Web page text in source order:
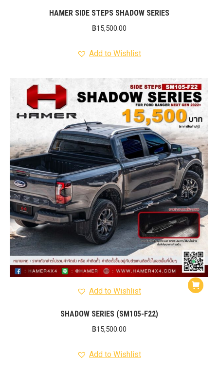
HAMER SIDE STEPS SHADOW SERIES
฿15,500.00
Add to Wishlist
Add to Wishlist
SHADOW SERIES (SM105-F22)
฿15,500.00
Add to Wishlist